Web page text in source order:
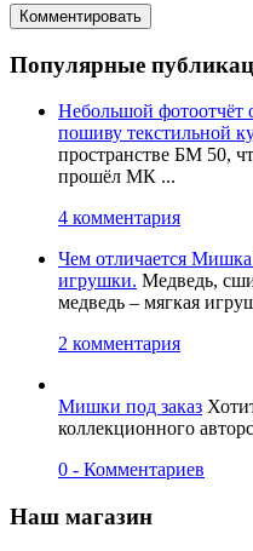
Популярные
Небольшой фотоотчёт
пошиву текстильной
пространстве БМ 50,
прошёл МК ...
4 комментария
Чем отличается
игрушки. Медведь,
медведь – мягкая
2 комментария
Мишки под заказ
коллекционного
0 - Комментариев
Наш магазин